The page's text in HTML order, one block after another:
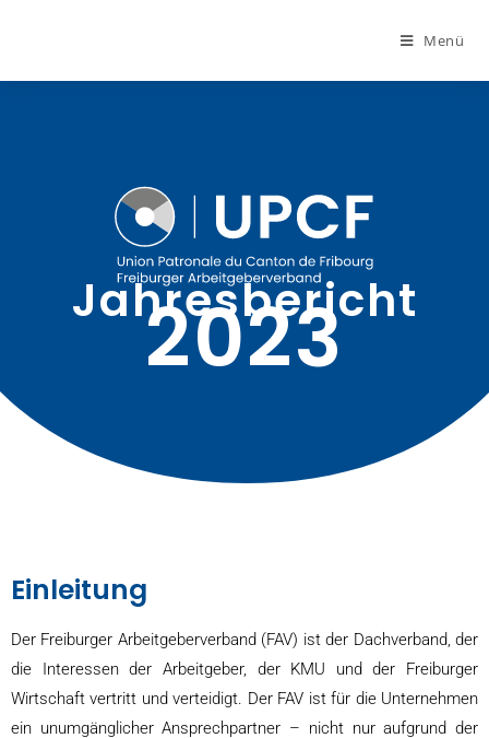
Menü
Jahresbericht
2023
Einleitung
Der Freiburger Arbeitgeberverband (FAV) ist der Dachverband, der
die Interessen der Arbeitgeber, der KMU und der Freiburger
Wirtschaft vertritt und verteidigt. Der FAV ist für die Unternehmen
ein unumgänglicher Ansprechpartner – nicht nur aufgrund der